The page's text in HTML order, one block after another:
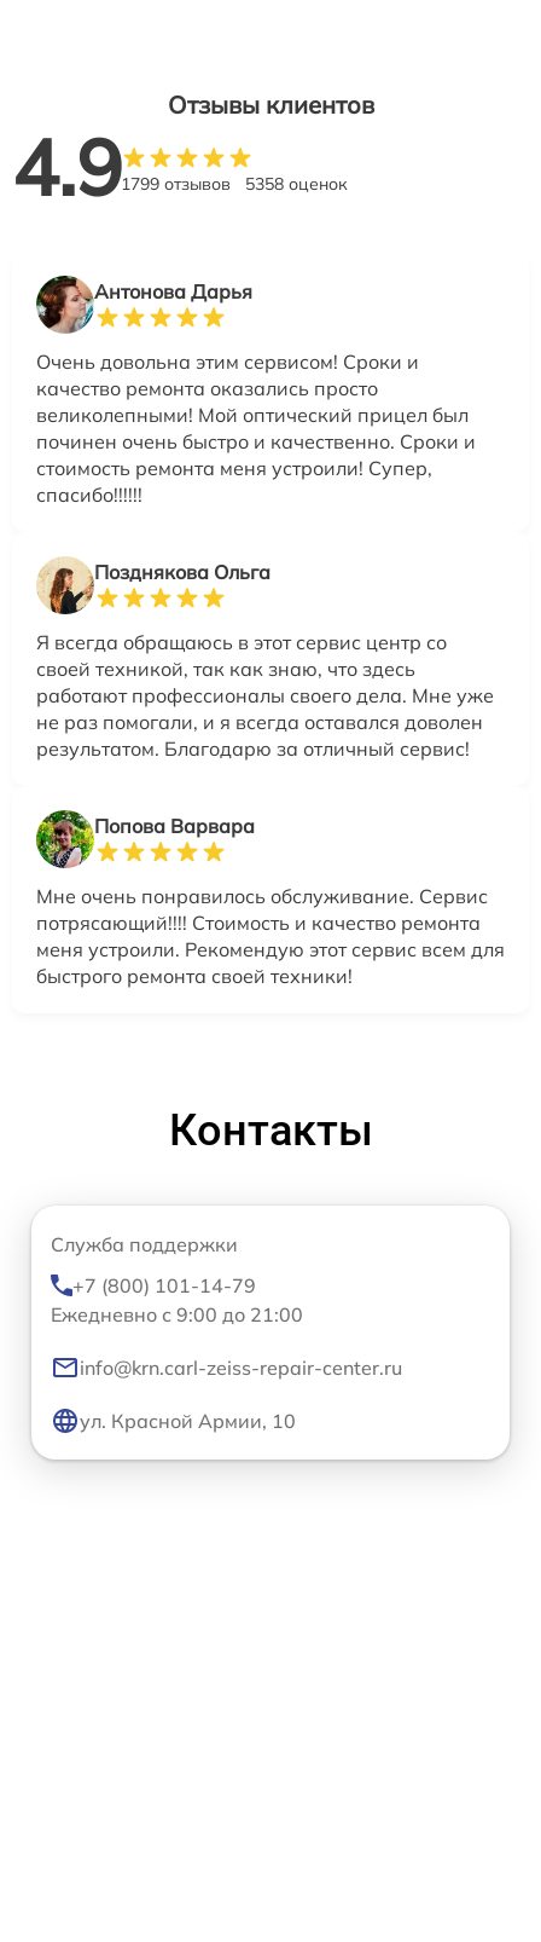
Отзывы клиентов
4.91799 отзывов 5358 оценок
Антонова Дарья
Очень довольна этим сервисом! Сроки и
качество ремонта оказались просто
великолепными! Мой оптический прицел был
починен очень быстро и качественно. Сроки и
стоимость ремонта меня устроили! Супер,
спасибо!!!!!!
Позднякова Ольга
Я всегда обращаюсь в этот сервис центр со
своей техникой, так как знаю, что здесь
работают профессионалы своего дела. Мне уже
не раз помогали, и я всегда оставался доволен
результатом. Благодарю за отличный сервис!
Попова Варвара
Мне очень понравилось обслуживание. Сервис
потрясающий!!!! Стоимость и качество ремонта
меня устроили. Рекомендую этот сервис всем для
быстрого ремонта своей техники!
Контакты
Служба поддержки
+7 (800) 101-14-79
Ежедневно с 9:00 до 21:00
info@krn.carl-zeiss-repair-center.ru
ул. Красной Армии, 10